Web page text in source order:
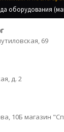
оборудования
69
д. 2
10Б магазин